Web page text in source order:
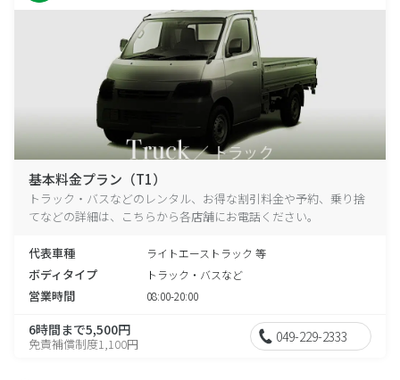
基本料金プラン（T1）
トラック・バスなどのレンタル、お得な割引料金や予約、乗り捨
てなどの詳細は、こちらから各店舗にお電話ください。
代表車種 ライトエーストラック 等
ボディタイプ トラック・バスなど
営業時間 08:00-20:00
6時間まで5,500円
免責補償制度1,100円 049-229-2333